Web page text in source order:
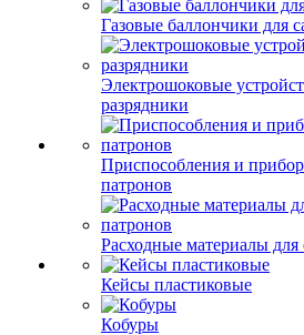
Газовые баллончики для
Электрошоковые
разрядники
Приспособления и
патронов
Расходные материалы
Кейсы пластиковые
Кобуры